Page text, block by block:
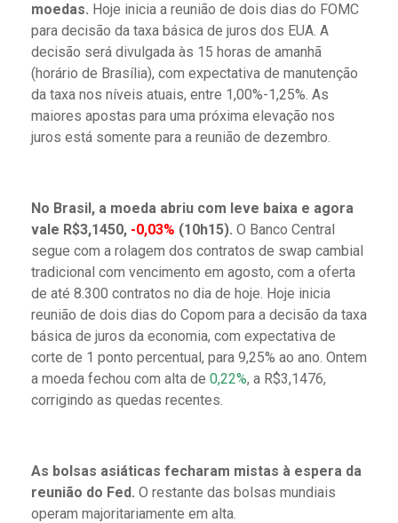
moedas. Hoje inicia a reunião de dois dias do FOMC
para decisão da taxa básica de juros dos EUA. A
decisão será divulgada às 15 horas de amanhã
(horário de Brasília), com expectativa de manutenção
da taxa nos níveis atuais, entre 1,00%-1,25%. As
maiores apostas para uma próxima elevação nos
juros está somente para a reunião de dezembro.
No Brasil, a moeda abriu com leve baixa e agora
vale R$3,1450, -0,03% (10h15). O Banco Central
segue com a rolagem dos contratos de swap cambial
tradicional com vencimento em agosto, com a oferta
de até 8.300 contratos no dia de hoje. Hoje inicia
reunião de dois dias do Copom para a decisão da taxa
básica de juros da economia, com expectativa de
corte de 1 ponto percentual, para 9,25% ao ano. Ontem
a moeda fechou com alta de 0,22%, a R$3,1476,
corrigindo as quedas recentes.
As bolsas asiáticas fecharam mistas à espera da
reunião do Fed. O restante das bolsas mundiais
operam majoritariamente em alta.